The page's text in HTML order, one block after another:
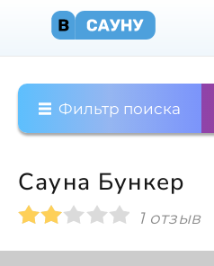
Фильтр поиска
Сауна Бункер
1 отзыв